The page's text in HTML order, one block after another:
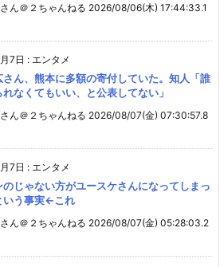
ん＠２ちゃんねる 2026/08/06(木) 17:44:33.1
7日 : エンタメ
さん、熊本に多額の寄付していた。知人「誰
なくてもいい、と公表してない」
ん＠２ちゃんねる 2026/08/07(金) 07:30:57.8
7日 : エンタメ
のじゃない方がユースケさんになってしまっ
いう事実←これ
ん＠２ちゃんねる 2026/08/07(金) 05:28:03.2